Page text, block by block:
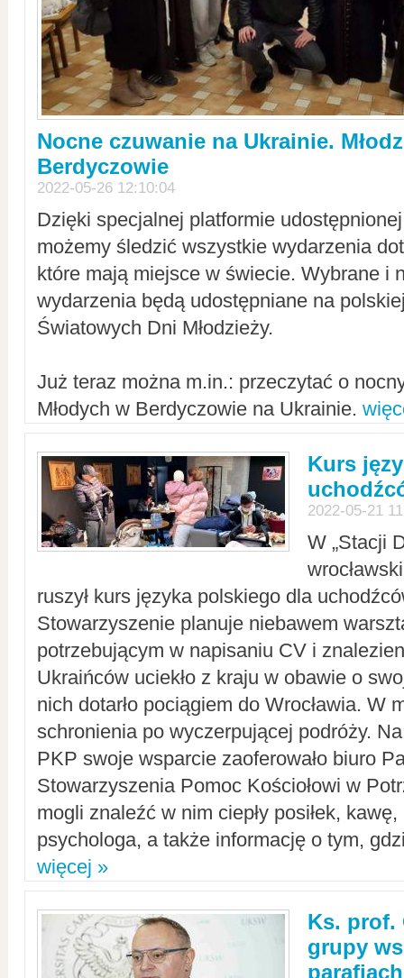
Nocne czuwanie na Ukrainie.
Berdyczowie
2022-05-26 12:10:04
Dzięki specjalnej platformie
możemy śledzić wszystkie wydarzenia
które mają miejsce w świecie. Wybrane i
wydarzenia będą udostępniane na
Światowych Dni Młodzieży.
Już teraz można m.in.: przeczytać o
Młodych w Berdyczowie na Ukrainie.
Kurs
2022-05-21
W „Stacji
ruszył kurs języka polskiego dla
Stowarzyszenie planuje niebawem
potrzebującym w napisaniu CV i
Ukraińców uciekło z kraju w obawie o
nich dotarło pociągiem do Wrocławia. W
schronienia po wyczerpującej podróży.
PKP swoje wsparcie zaoferowało biuro
Stowarzyszenia Pomoc Kościołowi w
mogli znaleźć w nim ciepły posiłek,
psychologa, a także informację o tym,
więcej »
Ks. prof.
grupy
parafiach